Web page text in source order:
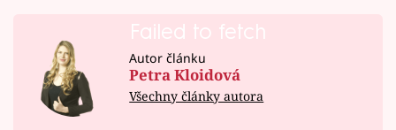
Failed to fetch
Autor článku
Petra Kloidová
Všechny články autora